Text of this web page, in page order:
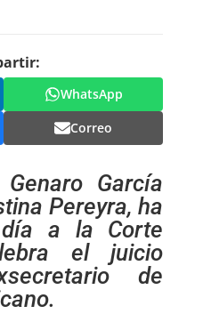
WhatsApp
Correo
García
Pereyra, ha
a la Corte
el juicio
de